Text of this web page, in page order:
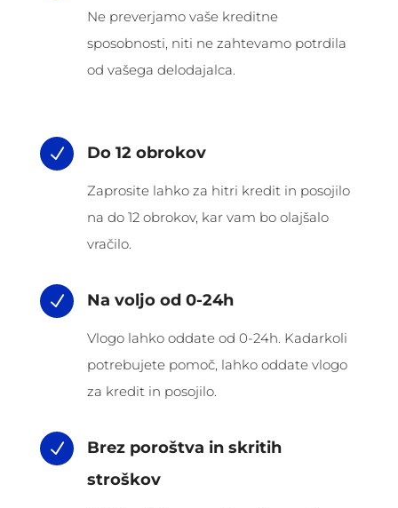
Ne preverjamo vaše kreditne
sposobnosti, niti ne zahtevamo potrdila
od vašega delodajalca.
N Do 12 obrokov
Zaprosite lahko za hitri kredit in posojilo
na do 12 obrokov, kar vam bo olajšalo
vračilo.
N Na voljo od 0-24h
Vlogo lahko oddate od 0-24h. Kadarkoli
potrebujete pomoč, lahko oddate vlogo
za kredit in posojilo.
N
Brez poroštva in skritih
stroškov